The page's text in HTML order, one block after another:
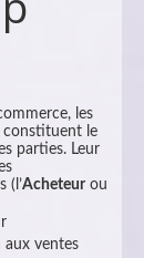
les
constituent le
parties. Leur
(l’Acheteur ou
aux ventes